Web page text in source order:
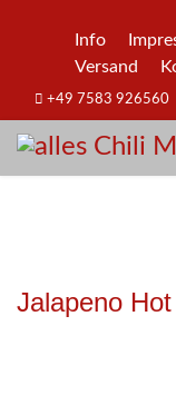
Info
Versand
+49 7583 926560
Jalapeno